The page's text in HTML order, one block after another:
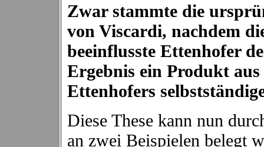
Zwar stammte die
von Viscardi, nachdem
beeinflusste Ettenhofer
Ergebnis ein Produkt
Ettenhofers
Diese These kann nun
an zwei Beispielen belegt